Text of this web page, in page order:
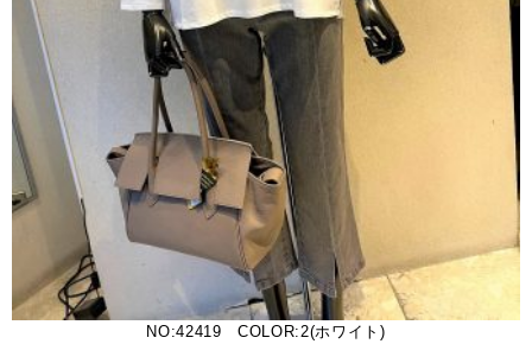
NO:42419 COLOR:2(ホワイト)